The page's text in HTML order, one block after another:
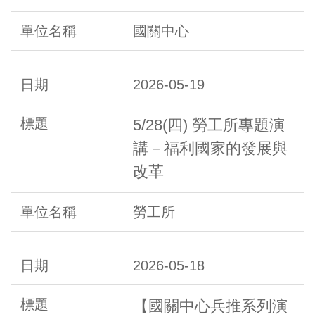
國關中心
2026-05-19
5/28(四) 勞工所專題演
講－福利國家的發展與
改革
勞工所
2026-05-18
【國關中心兵推系列演